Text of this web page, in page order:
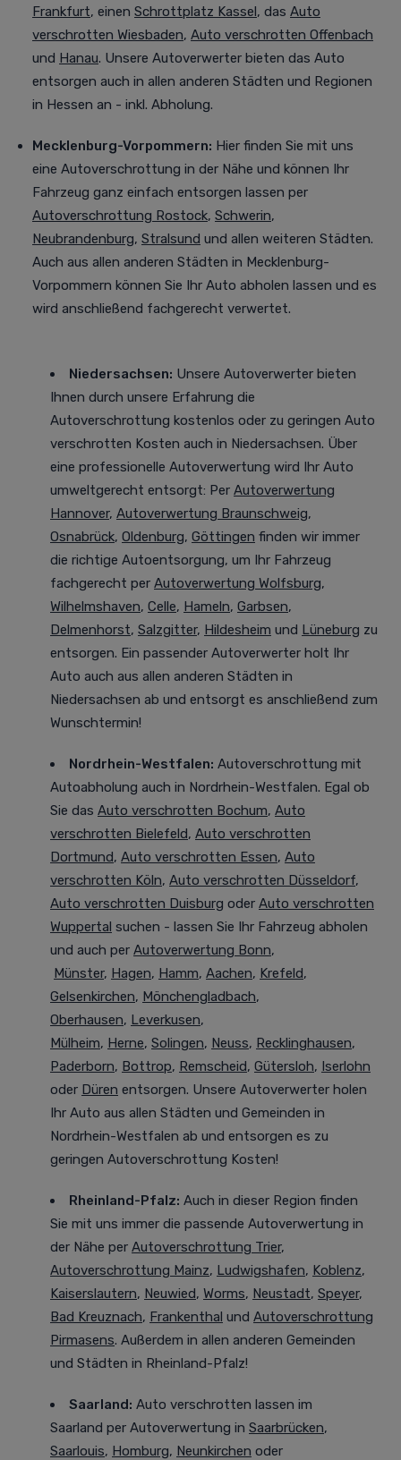
Frankfurt, einen Schrottplatz Kassel, das Auto
verschrotten Wiesbaden, Auto verschrotten Offenbach
und Hanau. Unsere Autoverwerter bieten das Auto
entsorgen auch in allen anderen Städten und Regionen
in Hessen an - inkl. Abholung.
Mecklenburg-Vorpommern: Hier finden Sie mit uns
eine Autoverschrottung in der Nähe und können Ihr
Fahrzeug ganz einfach entsorgen lassen per
Autoverschrottung Rostock, Schwerin,
Neubrandenburg, Stralsund und allen weiteren Städten.
Auch aus allen anderen Städten in Mecklenburg-
Vorpommern können Sie Ihr Auto abholen lassen und es
wird anschließend fachgerecht verwertet.
Niedersachsen: Unsere Autoverwerter bieten
Ihnen durch unsere Erfahrung die
Autoverschrottung kostenlos oder zu geringen Auto
verschrotten Kosten auch in Niedersachsen. Über
eine professionelle Autoverwertung wird Ihr Auto
umweltgerecht entsorgt: Per Autoverwertung
Hannover, Autoverwertung Braunschweig,
Osnabrück, Oldenburg, Göttingen finden wir immer
die richtige Autoentsorgung, um Ihr Fahrzeug
fachgerecht per Autoverwertung Wolfsburg,
Wilhelmshaven, Celle, Hameln, Garbsen,
Delmenhorst, Salzgitter, Hildesheim und Lüneburg zu
entsorgen. Ein passender Autoverwerter holt Ihr
Auto auch aus allen anderen Städten in
Niedersachsen ab und entsorgt es anschließend zum
Wunschtermin!
Nordrhein-Westfalen: Autoverschrottung mit
Autoabholung auch in Nordrhein-Westfalen. Egal ob
Sie das Auto verschrotten Bochum, Auto
verschrotten Bielefeld, Auto verschrotten
Dortmund, Auto verschrotten Essen, Auto
verschrotten Köln, Auto verschrotten Düsseldorf,
Auto verschrotten Duisburg oder Auto verschrotten
Wuppertal suchen - lassen Sie Ihr Fahrzeug abholen
und auch per Autoverwertung Bonn,
Münster, Hagen, Hamm, Aachen, Krefeld,
Gelsenkirchen, Mönchengladbach,
Oberhausen, Leverkusen,
Mülheim, Herne, Solingen, Neuss, Recklinghausen,
Paderborn, Bottrop, Remscheid, Gütersloh, Iserlohn
oder Düren entsorgen. Unsere Autoverwerter holen
Ihr Auto aus allen Städten und Gemeinden in
Nordrhein-Westfalen ab und entsorgen es zu
geringen Autoverschrottung Kosten!
Rheinland-Pfalz: Auch in dieser Region finden
Sie mit uns immer die passende Autoverwertung in
der Nähe per Autoverschrottung Trier,
Autoverschrottung Mainz, Ludwigshafen, Koblenz,
Kaiserslautern, Neuwied, Worms, Neustadt, Speyer,
Bad Kreuznach, Frankenthal und Autoverschrottung
Pirmasens. Außerdem in allen anderen Gemeinden
und Städten in Rheinland-Pfalz!
Saarland: Auto verschrotten lassen im
Saarland per Autoverwertung in Saarbrücken,
Saarlouis, Homburg, Neunkirchen oder